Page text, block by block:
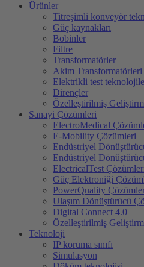
Ürünler
Titreşimli konveyör
Güç kaynakları
Bobinler
Filtre
Transformatörler
Akim Transformatörleri
Elektrikli test
Dirençler
Özelleştirilmiş
Sanayi Çözümleri
ElectroMedical
E-Mobility Çözümleri
Endüstriyel
Endüstriyel
ElectricalTest
Güç Elektroniği
PowerQuality
Ulaşım Dönüştürücü
Digital Connect 4.0
Özelleştirilmiş
Teknoloji
IP koruma sınıfı
Simulasyon